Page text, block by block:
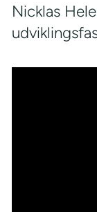
Nicklas